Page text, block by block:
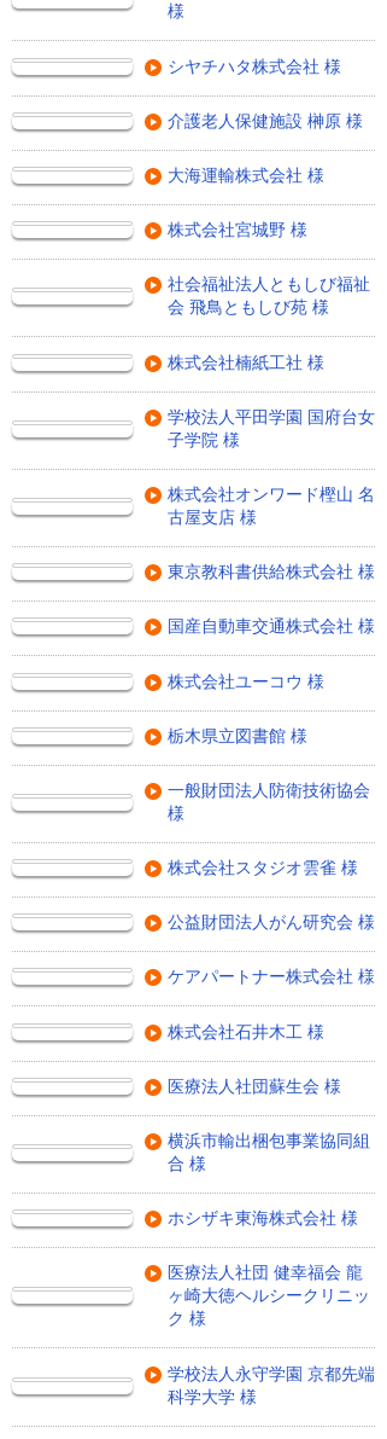
様
シヤチハタ株式会社 様
介護老人保健施設 榊原 様
大海運輸株式会社 様
株式会社宮城野 様
社会福祉法人ともしび福祉
会 飛鳥ともしび苑 様
株式会社楠紙工社 様
学校法人平田学園 国府台女
子学院 様
株式会社オンワード樫山 名
古屋支店 様
東京教科書供給株式会社 様
国産自動車交通株式会社 様
株式会社ユーコウ 様
栃木県立図書館 様
一般財団法人防衛技術協会
様
株式会社スタジオ雲雀 様
公益財団法人がん研究会 様
ケアパートナー株式会社 様
株式会社石井木工 様
医療法人社団蘇生会 様
横浜市輸出梱包事業協同組
合 様
ホシザキ東海株式会社 様
医療法人社団 健幸福会 龍
ヶ崎大徳ヘルシークリニッ
ク 様
学校法人永守学園 京都先端
科学大学 様